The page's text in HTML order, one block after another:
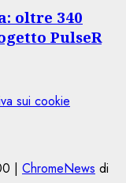
oltre 340
PulseR
sui cookie
| ChromeNews di